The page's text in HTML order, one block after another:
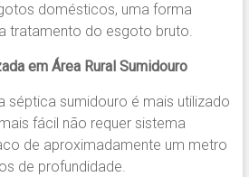
domésticos, uma forma
tratamento do esgoto bruto.
em Área Rural Sumidouro
sumidouro é mais utilizado
fácil não requer sistema
de aproximadamente um metro
de profundidade.